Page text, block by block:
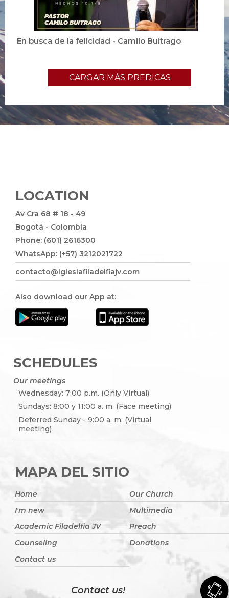
En busca de la felicidad - Camilo Buitrago
CARGAR MÁS PREDICAS
LOCATION
Av Cra 68 # 18 - 49
Bogotá - Colombia
Phone: (601) 2616300
WhatsApp: (+57) 3212021722
contacto@iglesiafiladelfiajv.com
Also download our App at:
SCHEDULES
Our meetings
Wednesday: 7:00 p.m. (Only Virtual)
Sundays: 8:00 y 11:00 a. m. (Face meeting)
Deferred Sunday - 9:00 a. m. (Virtual
meeting)
MAPA DEL SITIO
Home
Our Church
I'm new
Multimedia
Academic Filadelfia JV
Preach
Counseling
Donations
Contact us
Contact us!